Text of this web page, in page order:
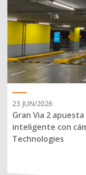
23 JUN/2026
Gran Via 2
inteligente con
Technologies